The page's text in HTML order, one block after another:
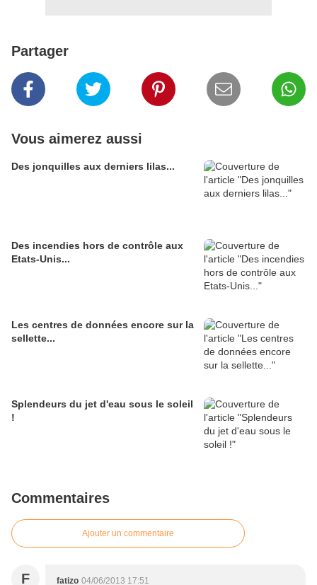
Partager
Vous aimerez aussi
Des jonquilles aux derniers lilas...
Des incendies hors de contrôle aux
Etats-Unis...
Les centres de données encore sur la
sellette...
Splendeurs du jet d'eau sous le soleil
!
Commentaires
Ajouter un commentaire
F fatizo 04/06/2013 17:51